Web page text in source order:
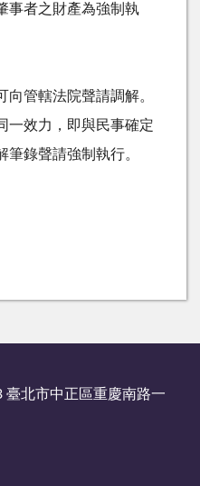
事者之財產為強制執
管轄法院聲請調解。
一效力，即與民事確定
筆錄聲請強制執行。
臺北市中正區重慶南路一